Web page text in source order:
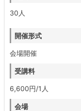
30人
開催形式
会場開催
受講料
6,600円/1人
会場